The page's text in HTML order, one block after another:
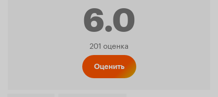
6.0
Рейтинг
201 оценка
Оценить